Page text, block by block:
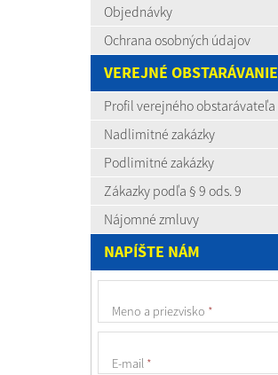
Objednávky
Ochrana osobných údajov
VEREJNÉ OBSTARÁVANIE
Profil verejného obstarávateľa
Nadlimitné zakázky
Podlimitné zakázky
Zákazky podľa § 9 ods. 9
Nájomné zmluvy
NAPÍŠTE NÁM
Meno a priezvisko *
E-mail *